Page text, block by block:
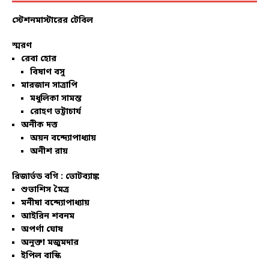
স্টেশনমাস্টারের টেবিল
স্মরণ
রেবা হোর
বিষাণ বসু
মারজান সাত্রাপি
মধুলিকা সামন্ত
রোহণ ভট্টাচার্য
অনীক দত্ত
অয়ন বন্দ্যোপাধ্যায়
অনীশ রায়
রিজার্ভড বগি : ভোটব্যাঙ্ক
শুভাশিস মৈত্র
মনীষা বন্দ্যোপাধ্যায়
আইরিন শবনম
অপর্ণা ঘোষ
অনুক্তা মজুমদার
ইপিল বাস্কি